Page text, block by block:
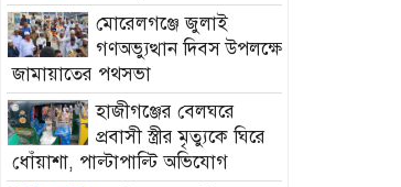
মোরেলগঞ্জে জুলাই
গণঅভ্যুত্থান দিবস উপলক্ষে
জামায়াতের পথসভা
হাজীগঞ্জের বেলঘরে
প্রবাসী স্ত্রীর মৃত্যুকে ঘিরে
ধোঁয়াশা, পাল্টাপাল্টি অভিযোগ